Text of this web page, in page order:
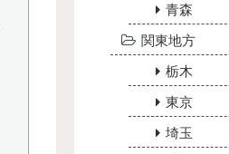
青森
関東地方
栃木
東京
埼玉